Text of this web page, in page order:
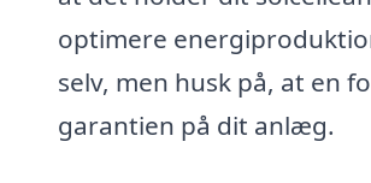
optimere
selv, men husk på, at en
garantien på dit anlæg.